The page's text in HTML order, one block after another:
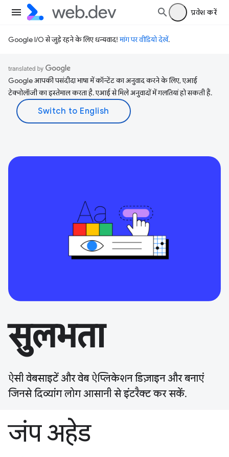
प्रवेश करें
Google I/O से जुड़े रहने के लिए धन्यवाद!मांग पर वीडियो देखें.
Google आपकी पसंदीदा भाषा में कॉन्टेंट का अनुवाद करने के लिए, एआई
टेक्नोलॉजी का इस्तेमाल करता है. एआई से मिले अनुवादों में गलतियां हो सकती हैं.
सुलभता
ऐसी वेबसाइटें और वेब ऐप्लिकेशन डिज़ाइन और बनाएं
जिनसे दिव्यांग लोग आसानी से इंटरैक्ट कर सकें.
जंप अहेड